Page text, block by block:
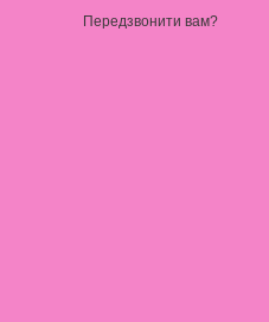
Передзвонити вам?